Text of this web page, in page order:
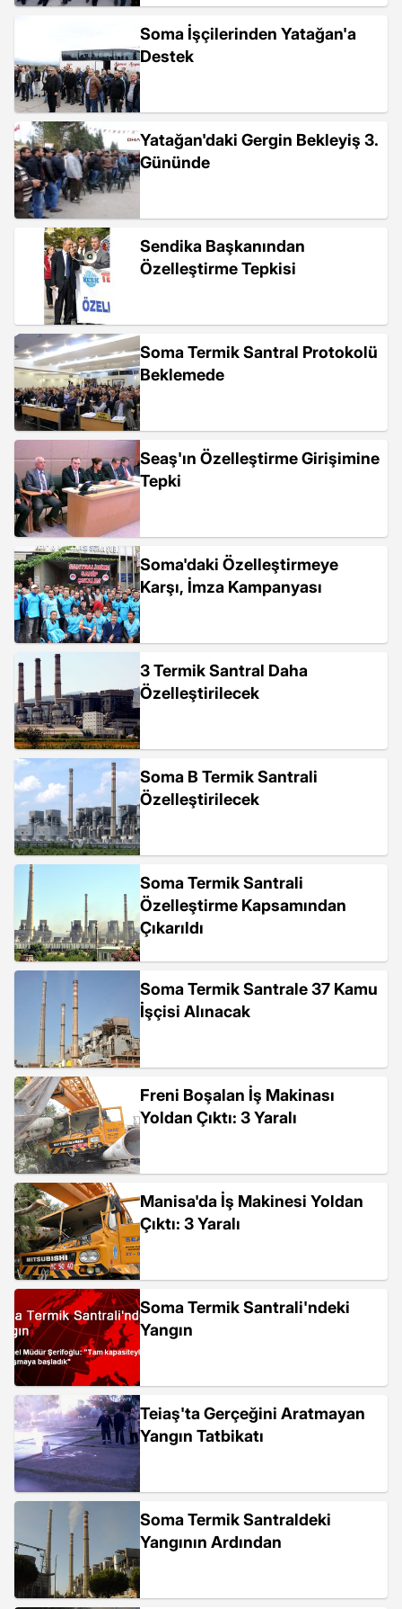
Soma İşçilerinden Yatağan'a
Destek
Yatağan'daki Gergin Bekleyiş 3.
Gününde
Sendika Başkanından
Özelleştirme Tepkisi
Soma Termik Santral Protokolü
Beklemede
Seaş'ın Özelleştirme Girişimine
Tepki
Soma'daki Özelleştirmeye
Karşı, İmza Kampanyası
3 Termik Santral Daha
Özelleştirilecek
Soma B Termik Santrali
Özelleştirilecek
Soma Termik Santrali
Özelleştirme Kapsamından
Çıkarıldı
Soma Termik Santrale 37 Kamu
İşçisi Alınacak
Freni Boşalan İş Makinası
Yoldan Çıktı: 3 Yaralı
Manisa'da İş Makinesi Yoldan
Çıktı: 3 Yaralı
Soma Termik Santrali'ndeki
Yangın
Teiaş'ta Gerçeğini Aratmayan
Yangın Tatbikatı
Soma Termik Santraldeki
Yangının Ardından